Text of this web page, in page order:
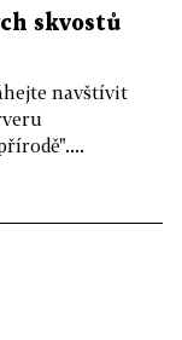
skvostů
navštívit